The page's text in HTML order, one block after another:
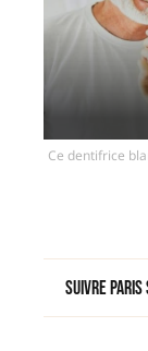
Ce dentifrice
Suivre